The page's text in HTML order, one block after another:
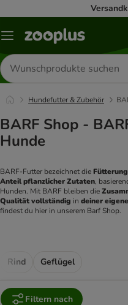
Menü
Produkte
suchen
Hundefutter & Zubehör
BARF Shop -
Hunde
BARF-Futter bezeichnet die
Anteil pflanzlicher Zutaten,
Hunden. Mit BARF bleiben die
Qualität vollständig in deiner
Rind Geflügel
Filtern nach